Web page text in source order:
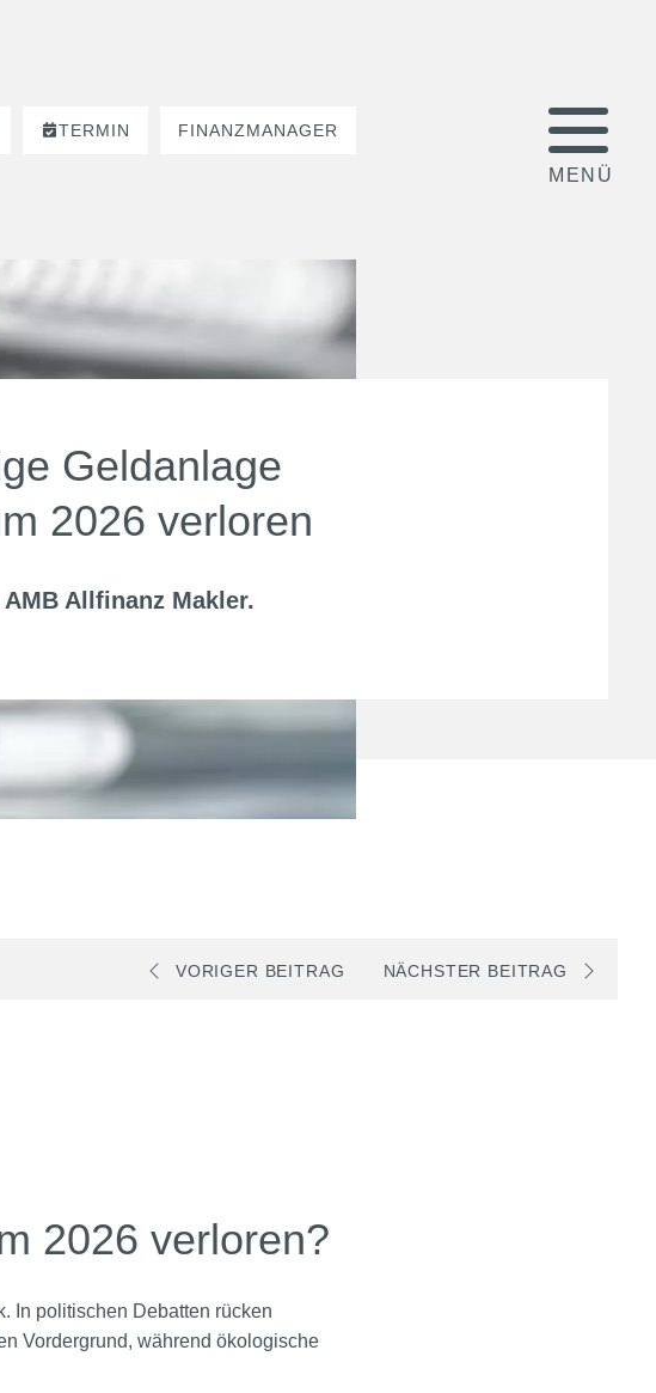
TERMIN FINANZMANAGER
Geldanlage
2026 verloren
AMB Allfinanz Makler.
VORIGER BEITRAG NÄCHSTER BEITRAG
2026 verloren?
In politischen Debatten rücken
Vordergrund, während ökologische